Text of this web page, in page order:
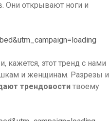
Они открывают ноги и
этот тренд с нами
и женщинам. Разрезы и
трендовости твоему